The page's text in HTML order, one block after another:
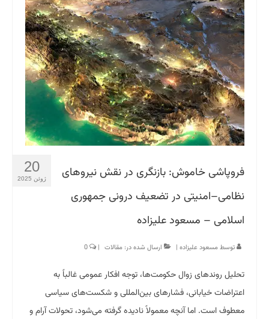
20
ژوئن 2025
فروپاشی خاموش: بازنگری در نقش نیروهای
نظامی‌–‌امنیتی در تضعیف درونی جمهوری
اسلامی – مسعود علیزاده
توسطمسعود علیزاده | ارسال شده در: مقالات |
تحلیل روندهای زوال حکومت‌ها، توجه افکار عمومی غالباً به
اعتراضات خیابانی، فشارهای بین‌المللی و شکست‌های سیاسی
معطوف است. اما آنچه معمولاً نادیده گرفته می‌شود، تحولات آرام و